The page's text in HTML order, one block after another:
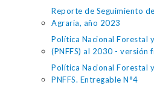
Reporte de Seguimiento
Agraria, año 2023
Política Nacional Forestal
(PNFFS) al 2030 - versión
Política Nacional Forestal
PNFFS. Entregable N°4